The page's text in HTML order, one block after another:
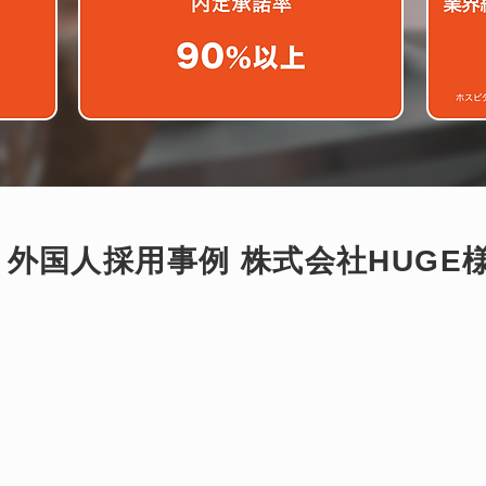
外国人採用事例 株式会社HUGE